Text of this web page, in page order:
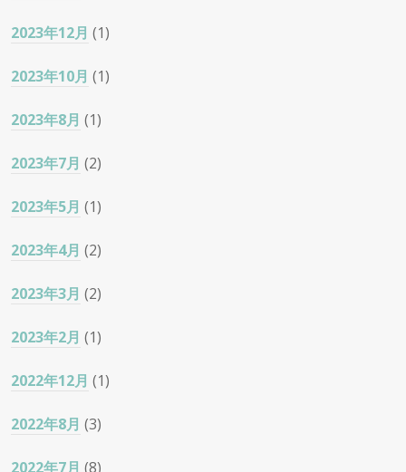
2023年12月 (1)
2023年10月 (1)
2023年8月 (1)
2023年7月 (2)
2023年5月 (1)
2023年4月 (2)
2023年3月 (2)
2023年2月 (1)
2022年12月 (1)
2022年8月 (3)
2022年7月 (8)